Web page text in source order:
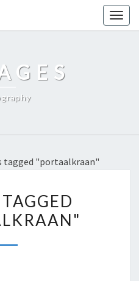
tagged "portaalkraan"
M